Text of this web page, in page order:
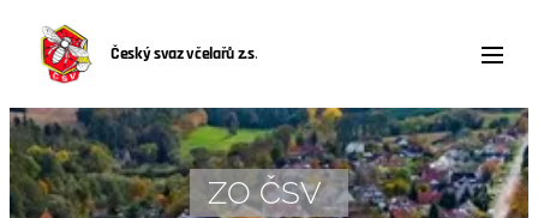
Český svaz včelařů z.s.
ZO ČSV